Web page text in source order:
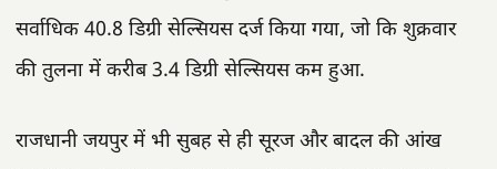
सर्वाधिक 40.8 डिग्री सेल्सियस दर्ज किया गया, जो कि शुक्रवार
की तुलना में करीब 3.4 डिग्री सेल्सियस कम हुआ.
राजधानी जयपुर में भी सुबह से ही सूरज और बादल की आंख